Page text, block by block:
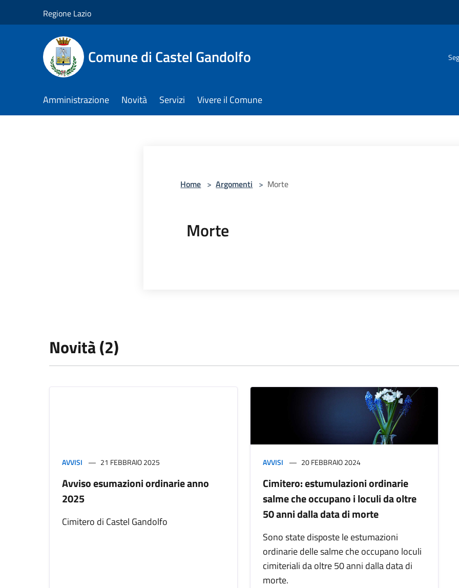
Regione Lazio
Comune di Castel Gandolfo
Amministrazione Novità Servizi Vivere il Comune
Home > Argomenti > Morte
Morte
Novità (2)
AVVISI 21 FEBBRAIO 2025
Avviso esumazioni ordinarie anno
2025
Cimitero di Castel Gandolfo
AVVISI 20 FEBBRAIO 2024
Cimitero: estumulazioni ordinarie
salme che occupano i loculi da oltre
50 anni dalla data di morte
Sono state disposte le estumazioni
ordinarie delle salme che occupano loculi
cimiteriali da oltre 50 anni dalla data di
morte.